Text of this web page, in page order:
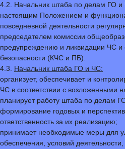
4.2. Начальник штаба по делам ГО и
настоящим Положением и
повседневной деятельности
председателем комиссии
предупреждению и ликвидации ЧС
безопасности (КЧС и ПБ).
4.3. Начальник штаба ГО и ЧС:
организует, обеспечивает и
ЧС в соответствии с возложенными
планирует работу штаба по делам
формирование годовых и
ответственность за их реализацию;
принимает необходимые меры для
обеспечения, условий